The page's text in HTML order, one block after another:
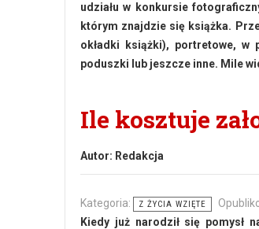
udziału w konkursie
którym znajdzie się książka.
okładki książki), portretowe,
poduszki lub jeszcze inne. Mile
Ile kosztuje
Autor: Redakcja
Kategoria: Z ŻYCIA WZIĘTE
Kiedy już narodził się pomysł